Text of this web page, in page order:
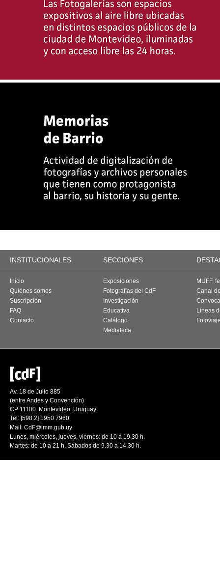
INSTITUCIONALES SECCIONES
Inicio
Quiénes somos
Suscripción
FAQ
Contacto
Exposiciones
Fotografías del CdF
Investigación
Educativa
Catálogo
Mediateca
MUFF,
Canal
Líneas
Av. 18 de Julio 885
(entre Andes y Convención)
CP 11100. Montevideo. Uruguay
Tel: [598 2] 1950 7960
Mail: CdF@imm.gub.uy
Lunes, miércoles, jueves, viernes: de 10 a 19.30 h.
Martes: de 10 a 21 h. Sábados de 9.30 a 14.30 h.